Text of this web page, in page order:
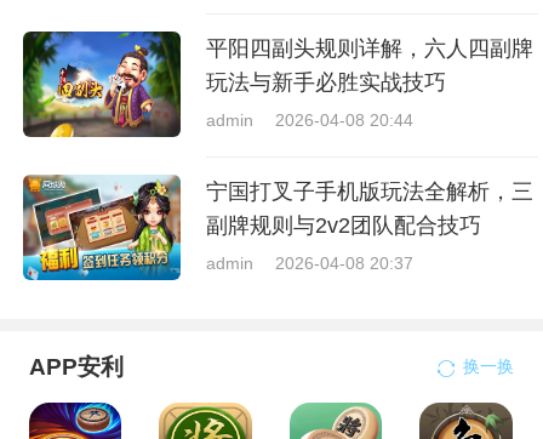
平阳四副头规则详解，六人四副牌
玩法与新手必胜实战技巧
admin 2026-04-08 20:44
宁国打叉子手机版玩法全解析，三
副牌规则与2v2团队配合技巧
admin 2026-04-08 20:37
APP安利 换一换